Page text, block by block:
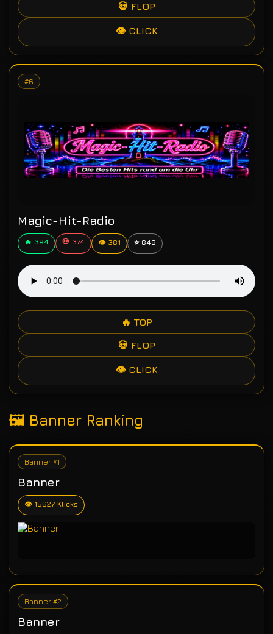
💀 FLOP
👁 CLICK
#6
Magic-Hit-Radio
🔥 394 💀 374 👁 381 ⭐ 848
🔥 TOP
💀 FLOP
👁 CLICK
🖼 Banner Ranking
Banner #1
Banner
👁 15627 Klicks
Banner #2
Banner